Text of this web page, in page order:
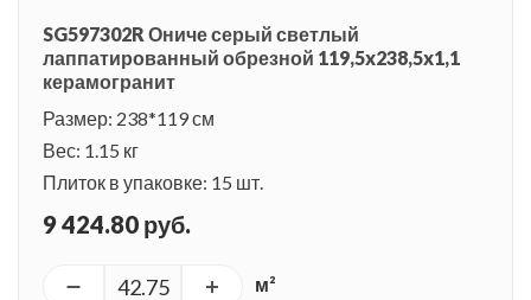
SG597302R Ониче серый светлый
лаппатированный обрезной 119,5x238,5x1,1
керамогранит
Размер: 238*119 см
Вес: 1.15 кг
Плиток в упаковке: 15 шт.
9 424.80 руб.
м²